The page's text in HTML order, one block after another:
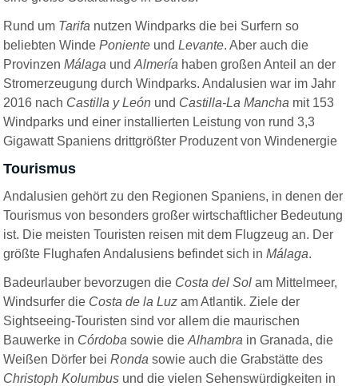
Rund um Tarifa nutzen Windparks die bei Surfern so
beliebten WindePoniente undLevante. Aber auch die
ProvinzenMálaga undAlmería haben großen Anteil an der
Stromerzeugung durch Windparks. Andalusien war im Jahr
2016 nach Castilla y León und Castilla-La Mancha mit 153
Windparks und einer installierten Leistung von rund 3,3
Gigawatt Spaniens drittgrößter Produzent von Windenergie
Tourismus
Andalusien gehört zu den Regionen Spaniens, in denen der
Tourismus von besonders großer wirtschaftlicher Bedeutung
ist. Die meisten Touristen reisen mit dem Flugzeug an. Der
größte Flughafen Andalusiens befindet sich inMálaga.
Badeurlauber bevorzugen die Costa del Sol am Mittelmeer,
Windsurfer die Costa de la Luz am Atlantik. Ziele der
Sightseeing-Touristen sind vor allem die maurischen
Bauwerke in Córdoba sowie dieAlhambra in Granada, die
Weißen Dörfer beiRonda sowie auch die Grabstätte des
Christoph Kolumbus und die vielen Sehenswürdigkeiten in